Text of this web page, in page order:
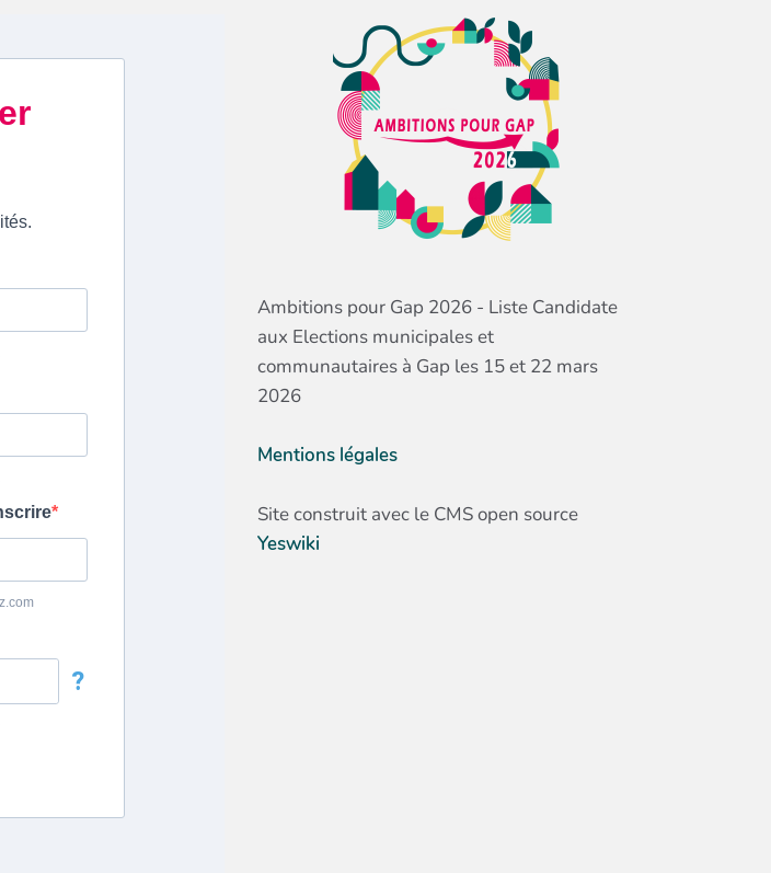
Ambitions pour Gap 2026 - Liste Candidate
aux Elections municipales et
communautaires à Gap les 15 et 22 mars
2026
Mentions légales
Site construit avec le CMS open source
Yeswiki